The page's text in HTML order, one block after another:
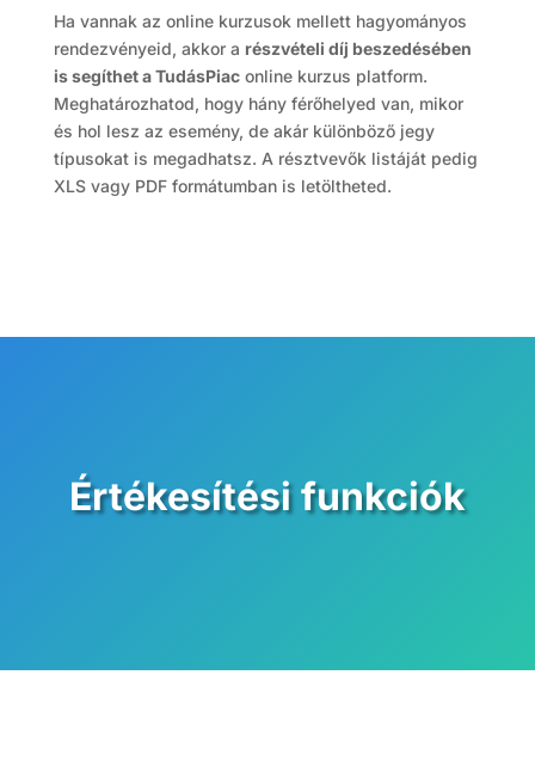
Ha vannak az online kurzusok mellett hagyományos
rendezvényeid, akkor a részvételi díj beszedésében
is segíthet a TudásPiaconline kurzus platform.
Meghatározhatod, hogy hány férőhelyed van, mikor
és hol lesz az esemény, de akár különböző jegy
típusokat is megadhatsz. A résztvevők listáját pedig
XLS vagy PDF formátumban is letöltheted.
Értékesítési funkciók